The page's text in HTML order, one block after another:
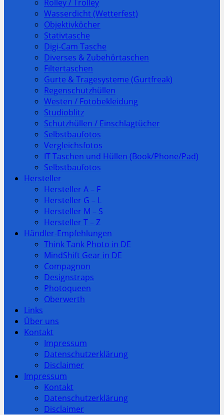
Rolley / Trolley
Wasserdicht (Wetterfest)
Objektivköcher
Stativtasche
Digi-Cam Tasche
Diverses & Zubehörtaschen
Filtertaschen
Gurte & Tragesysteme (Gurtfreak)
Regenschutzhüllen
Westen / Fotobekleidung
Studioblitz
Schutzhüllen / Einschlagtücher
Selbstbaufotos
Vergleichsfotos
IT Taschen und Hüllen (Book/Phone/Pad)
Selbstbaufotos
Hersteller
Hersteller A – F
Hersteller G – L
Hersteller M – S
Hersteller T – Z
Händler-Empfehlungen
Think Tank Photo in DE
MindShift Gear in DE
Compagnon
Designstraps
Photoqueen
Oberwerth
Links
Über uns
Kontakt
Impressum
Datenschutzerklärung
Disclaimer
Impressum
Kontakt
Datenschutzerklärung
Disclaimer